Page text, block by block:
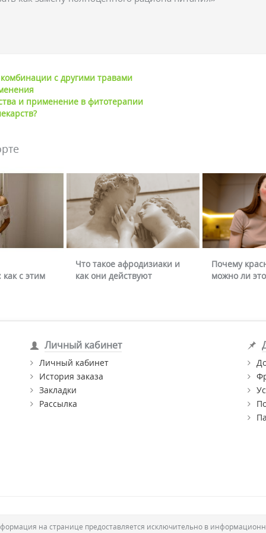
с другими травами
и применение в фитотерапии
с этим
Что такое афродизиаки и
как они действуют
Почему
можно ли
Личный кабинет
Личный кабинет
История заказа
Закладки
Рассылка
на странице предоставляется исключительно в